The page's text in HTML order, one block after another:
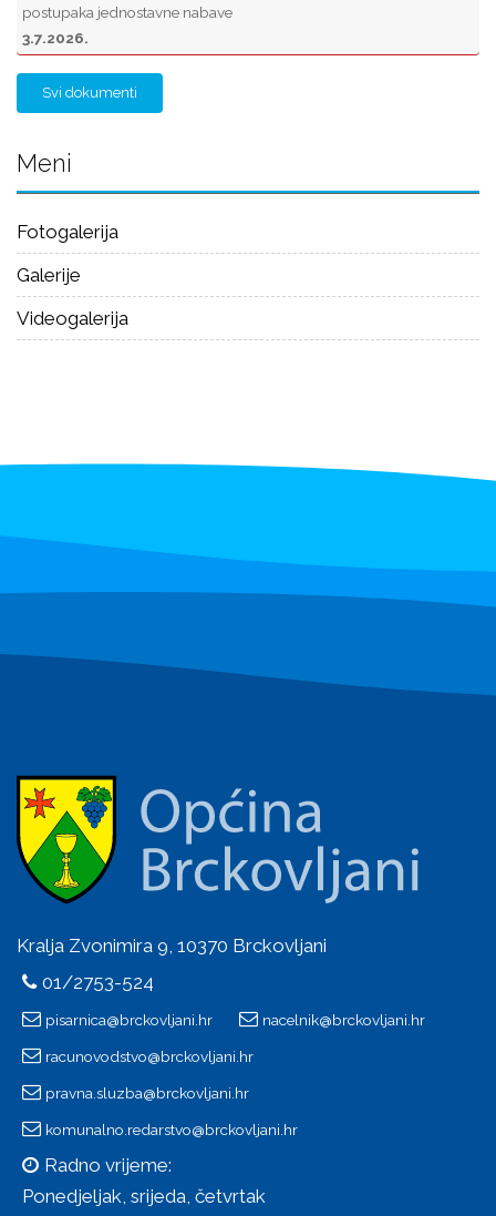
postupaka jednostavne nabave
3.7.2026.
Svi dokumenti
Meni
Fotogalerija
Galerije
Videogalerija
Kralja Zvonimira 9, 10370 Brckovljani
01/2753-524
pisarnica@brckovljani.hr nacelnik@brckovljani.hr
racunovodstvo@brckovljani.hr
pravna.sluzba@brckovljani.hr
komunalno.redarstvo@brckovljani.hr
Radno vrijeme:
Ponedjeljak, srijeda, četvrtak